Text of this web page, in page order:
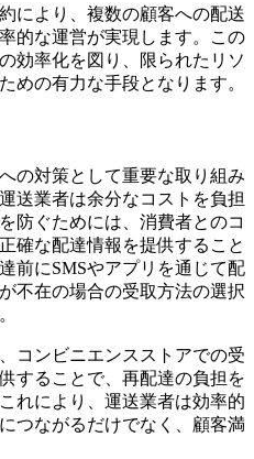
により、複数の顧客への配送
的な運営が実現します。この
効率化を図り、限られたリソ
めの有力な手段となります。
の対策として重要な取り組み
送業者は余分なコストを負担
防ぐためには、消費者とのコ
確な配達情報を提供すること
前にSMSやアプリを通じて配
不在の場合の受取方法の選択
コンビニエンスストアでの受
することで、再配達の負担を
れにより、運送業者は効率的
つながるだけでなく、顧客満